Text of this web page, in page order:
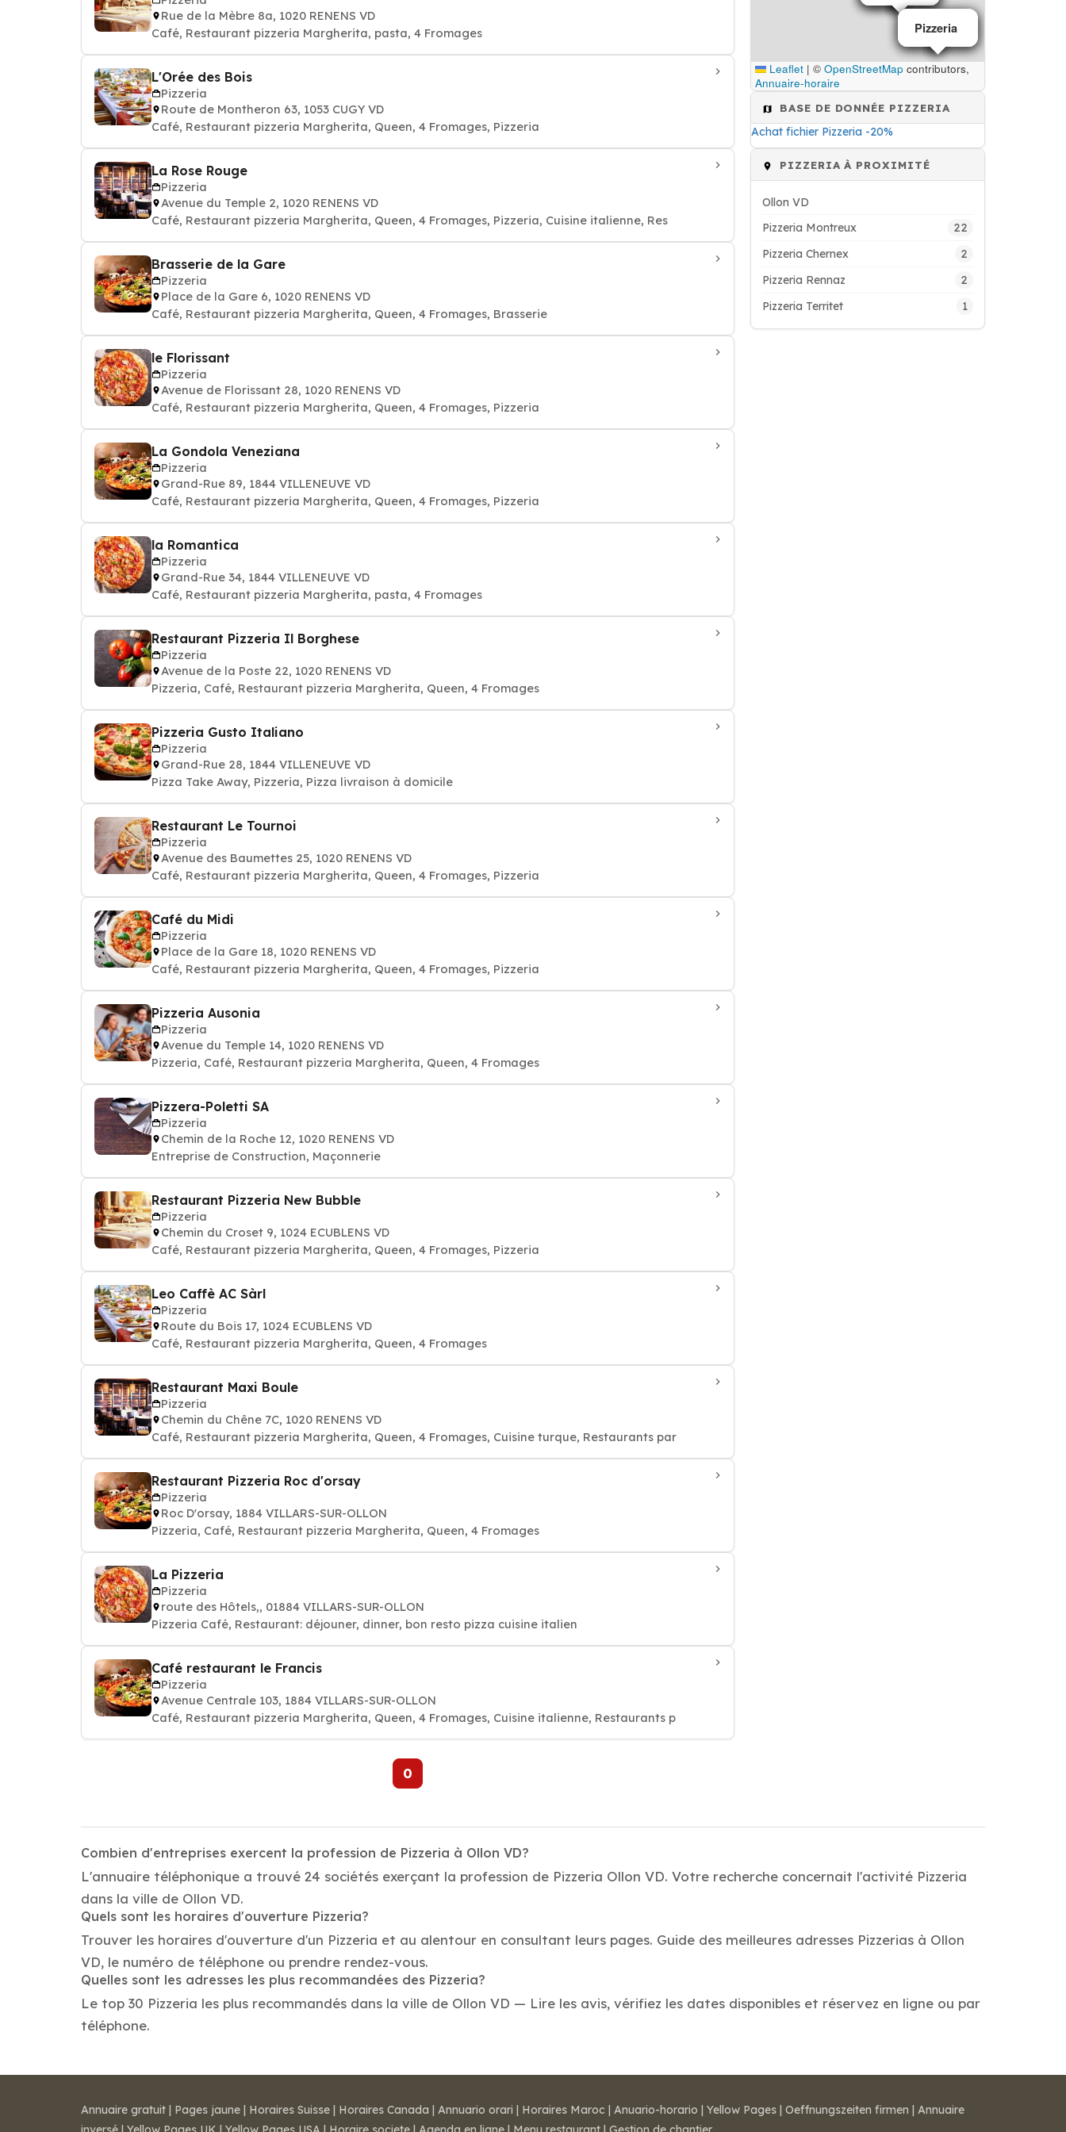
Rue de la Mèbre 8a, 1020 RENENS VD
Café, Restaurant pizzeria Margherita, pasta, 4 Fromages
L'Orée des Bois
Pizzeria
Route de Montheron 63, 1053 CUGY VD
Café, Restaurant pizzeria Margherita, Queen, 4 Fromages, Pizzeria
La Rose Rouge
Pizzeria
Avenue du Temple 2, 1020 RENENS VD
Café, Restaurant pizzeria Margherita, Queen, 4 Fromages, Pizzeria, Cuisine italienne, Res
Brasserie de la Gare
Pizzeria
Place de la Gare 6, 1020 RENENS VD
Café, Restaurant pizzeria Margherita, Queen, 4 Fromages, Brasserie
le Florissant
Pizzeria
Avenue de Florissant 28, 1020 RENENS VD
Café, Restaurant pizzeria Margherita, Queen, 4 Fromages, Pizzeria
La Gondola Veneziana
Pizzeria
Grand-Rue 89, 1844 VILLENEUVE VD
Café, Restaurant pizzeria Margherita, Queen, 4 Fromages, Pizzeria
la Romantica
Pizzeria
Grand-Rue 34, 1844 VILLENEUVE VD
Café, Restaurant pizzeria Margherita, pasta, 4 Fromages
Restaurant Pizzeria Il Borghese
Pizzeria
Avenue de la Poste 22, 1020 RENENS VD
Pizzeria, Café, Restaurant pizzeria Margherita, Queen, 4 Fromages
Pizzeria Gusto Italiano
Pizzeria
Grand-Rue 28, 1844 VILLENEUVE VD
Pizza Take Away, Pizzeria, Pizza livraison à domicile
Restaurant Le Tournoi
Pizzeria
Avenue des Baumettes 25, 1020 RENENS VD
Café, Restaurant pizzeria Margherita, Queen, 4 Fromages, Pizzeria
Café du Midi
Pizzeria
Place de la Gare 18, 1020 RENENS VD
Café, Restaurant pizzeria Margherita, Queen, 4 Fromages, Pizzeria
Pizzeria Ausonia
Pizzeria
Avenue du Temple 14, 1020 RENENS VD
Pizzeria, Café, Restaurant pizzeria Margherita, Queen, 4 Fromages
Pizzera-Poletti SA
Pizzeria
Chemin de la Roche 12, 1020 RENENS VD
Entreprise de Construction, Maçonnerie
Restaurant Pizzeria New Bubble
Pizzeria
Chemin du Croset 9, 1024 ECUBLENS VD
Café, Restaurant pizzeria Margherita, Queen, 4 Fromages, Pizzeria
Leo Caffè AC Sàrl
Pizzeria
Route du Bois 17, 1024 ECUBLENS VD
Café, Restaurant pizzeria Margherita, Queen, 4 Fromages
Restaurant Maxi Boule
Pizzeria
Chemin du Chêne 7C, 1020 RENENS VD
Café, Restaurant pizzeria Margherita, Queen, 4 Fromages, Cuisine turque, Restaurants par
Restaurant Pizzeria Roc d'orsay
Pizzeria
Roc D'orsay, 1884 VILLARS-SUR-OLLON
Pizzeria, Café, Restaurant pizzeria Margherita, Queen, 4 Fromages
La Pizzeria
Pizzeria
route des Hôtels,, 01884 VILLARS-SUR-OLLON
Pizzeria Café, Restaurant: déjouner, dinner, bon resto pizza cuisine italien
Café restaurant le Francis
Pizzeria
Avenue Centrale 103, 1884 VILLARS-SUR-OLLON
Café, Restaurant pizzeria Margherita, Queen, 4 Fromages, Cuisine italienne, Restaurants p
0
Pizzeria
Pizzeria
Pizzeria
Leaflet | © OpenStreetMap contributors,
Annuaire-horaire
BASE DE DONNÉE PIZZERIA
Achat fichier Pizzeria -20%
PIZZERIA À PROXIMITÉ
Ollon VD
Pizzeria Montreux
22
Pizzeria Chernex 2
Pizzeria Rennaz 2
Pizzeria Territet 1
Combien d'entreprises exercent la profession de Pizzeria à Ollon VD?
L'annuaire téléphonique a trouvé 24 sociétés exerçant la profession de Pizzeria Ollon VD. Votre recherche concernait l'activité Pizzeria
dans la ville de Ollon VD.
Quels sont les horaires d'ouverture Pizzeria?
Trouver les horaires d'ouverture d'un Pizzeria et au alentour en consultant leurs pages. Guide des meilleures adresses Pizzerias à Ollon
VD, le numéro de téléphone ou prendre rendez-vous.
Quelles sont les adresses les plus recommandées des Pizzeria?
Le top 30 Pizzeria les plus recommandés dans la ville de Ollon VD — Lire les avis, vérifiez les dates disponibles et réservez en ligne ou par
téléphone.
Annuaire gratuit | Pages jaune | Horaires Suisse | Horaires Canada | Annuario orari | Horaires Maroc | Anuario-horario | Yellow Pages | Oeffnungszeiten firmen | Annuaire